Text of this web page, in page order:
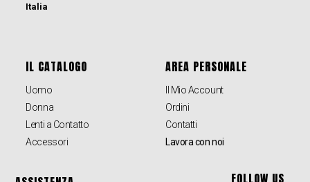
Italia
IL CATALOGO
Uomo
Donna
Lenti a Contatto
Accessori
AREA PERSONALE
Il Mio Account
Ordini
Contatti
Lavora con noi
FOLLOW US